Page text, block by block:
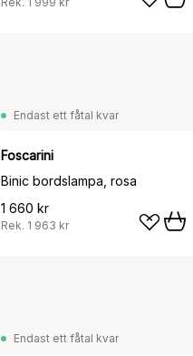
Endast ett fåtal kvar
Foscarini
Binic bordslampa, rosa
1 660 kr
Rek. 1 963 kr
Endast ett fåtal kvar